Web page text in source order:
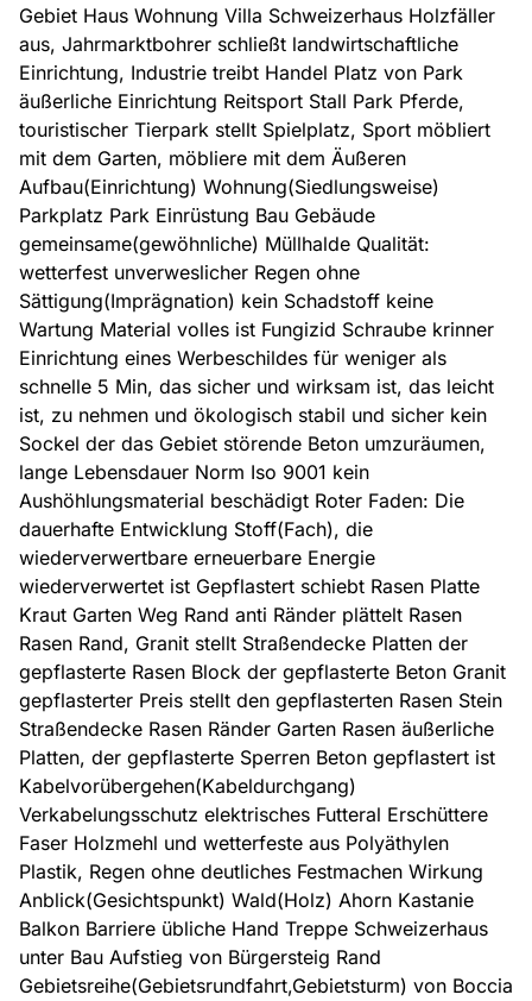
Gebiet Haus Wohnung Villa Schweizerhaus Holzfäller
aus, Jahrmarktbohrer schließt landwirtschaftliche
Einrichtung, Industrie treibt Handel Platz von Park
äußerliche Einrichtung Reitsport Stall Park Pferde,
touristischer Tierpark stellt Spielplatz, Sport möbliert
mit dem Garten, möbliere mit dem Äußeren
Aufbau(Einrichtung) Wohnung(Siedlungsweise)
Parkplatz Park Einrüstung Bau Gebäude
gemeinsame(gewöhnliche) Müllhalde Qualität:
wetterfest unverweslicher Regen ohne
Sättigung(Imprägnation) kein Schadstoff keine
Wartung Material volles ist Fungizid Schraube krinner
Einrichtung eines Werbeschildes für weniger als
schnelle 5 Min, das sicher und wirksam ist, das leicht
ist, zu nehmen und ökologisch stabil und sicher kein
Sockel der das Gebiet störende Beton umzuräumen,
lange Lebensdauer Norm Iso 9001 kein
Aushöhlungsmaterial beschädigt Roter Faden: Die
dauerhafte Entwicklung Stoff(Fach), die
wiederverwertbare erneuerbare Energie
wiederverwertet ist Gepflastert schiebt Rasen Platte
Kraut Garten Weg Rand anti Ränder plättelt Rasen
Rasen Rand, Granit stellt Straßendecke Platten der
gepflasterte Rasen Block der gepflasterte Beton Granit
gepflasterter Preis stellt den gepflasterten Rasen Stein
Straßendecke Rasen Ränder Garten Rasen äußerliche
Platten, der gepflasterte Sperren Beton gepflastert ist
Kabelvorübergehen(Kabeldurchgang)
Verkabelungsschutz elektrisches Futteral Erschüttere
Faser Holzmehl und wetterfeste aus Polyäthylen
Plastik, Regen ohne deutliches Festmachen Wirkung
Anblick(Gesichtspunkt) Wald(Holz) Ahorn Kastanie
Balkon Barriere übliche Hand Treppe Schweizerhaus
unter Bau Aufstieg von Bürgersteig Rand
Gebietsreihe(Gebietsrundfahrt,Gebietsturm) von Boccia